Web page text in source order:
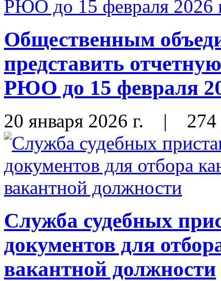
Общественным
представить
РЮО до 15 февраля
20 января 2026 г. | 274
Служба судебных
документов для
вакантной должности